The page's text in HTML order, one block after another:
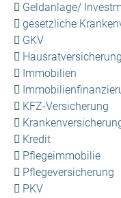
Geldanlage/
gesetzliche
GKV
Hausratversicherung
Immobilien
KFZ-Versicherung
Kredit
Pflegeimmobilie
Pflegeversicherung
PKV